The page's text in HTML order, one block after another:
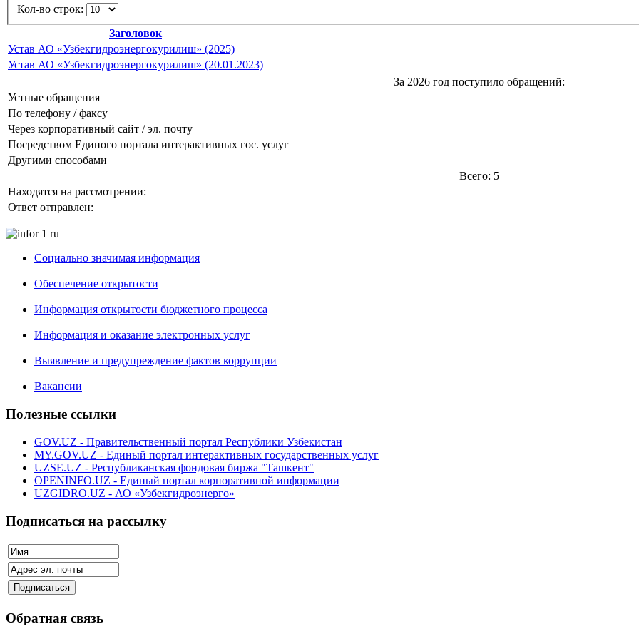
Кол-во строк:
Заголовок
Устав АО «Узбекгидроэнергокурилиш» (2025)
Устав АО «Узбекгидроэнергокурилиш» (20.01.2023)
За 2026 год поступило обращений:
Устные обращения
По телефону / факсу
Через корпоративный сайт / эл. почту
Посредством Единого портала интерактивных гос. услуг
Другими способами
Всего: 5
Находятся на рассмотрении:
Ответ отправлен:
Социально значимая информация
Обеспечение открытости
Информация открытости бюджетного процесса
Информация и оказание электронных услуг
Выявление и предупреждение фактов коррупции
Вакансии
Полезные ссылки
GOV.UZ - Правительственный портал Республики Узбекистан
MY.GOV.UZ - Единый портал интерактивных государственных услуг
UZSE.UZ - Республиканская фондовая биржа "Ташкент"
OPENINFO.UZ - Единый портал корпоративной информации
UZGIDRO.UZ - АО «Узбекгидроэнерго»
Подписаться на рассылку
Обратная связь